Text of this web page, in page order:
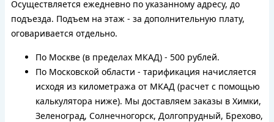
Осуществляется ежедневно по указанному адресу, до
подъезда. Подъем на этаж - за дополнительную плату,
оговаривается отдельно.
По Москве (в пределах МКАД) - 500 рублей.
По Московской области - тарификация начисляется
исходя из километража от МКАД (расчет с помощью
калькулятора ниже). Мы доставляем заказы в Химки,
Зеленоград, Солнечногорск, Долгопрудный, Брехово,